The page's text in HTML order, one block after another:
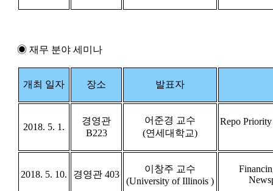
◉ 재무 분야 세미나
개최 일자 장소 발표자
2018. 5. 1.
경영관
B223
어준경 교수
(연세대학교)
Repo
2018. 5. 10. 경영관 403
이창주 교수
(University of Illinois )